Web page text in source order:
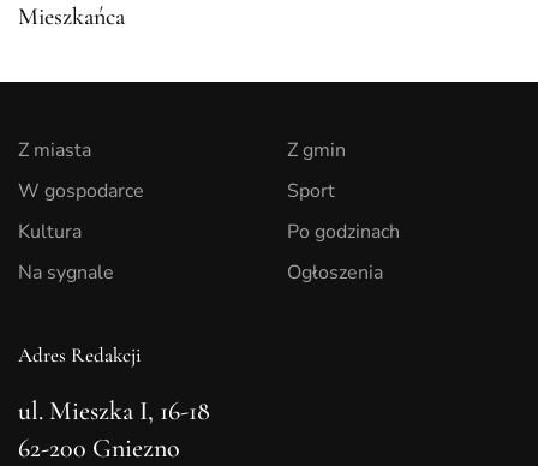
Mieszkańca
Z miasta
W gospodarce
Kultura
Na sygnale
Z gmin
Sport
Po godzinach
Ogłoszenia
Adres Redakcji
ul. Mieszka I, 16-18
62-200 Gniezno